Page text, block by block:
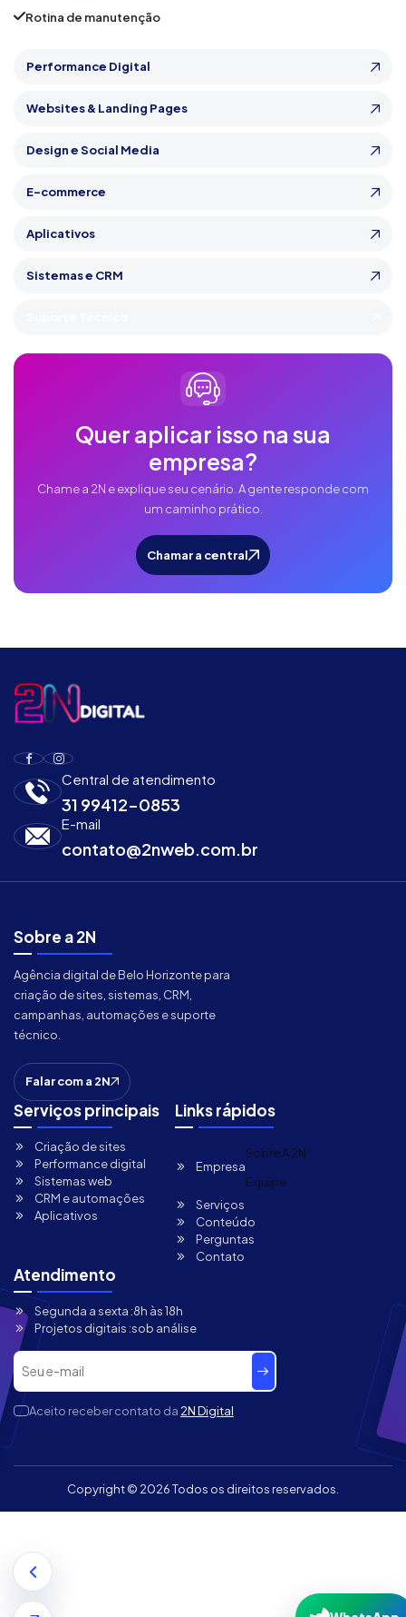
Performance Digital
Websites & Landing Pages
Design e Social Media
E-commerce
Aplicativos
Sistemas e CRM
Quer aplicar isso na sua
empresa?
Chame a 2N e explique seu cenário. A gente responde com
um caminho prático.
Chamar a central
Rotina de manutenção
Central de atendimento
31 99412-0853
E-mail
contato@2nweb.com.br
Sobre a 2N
Agência digital de Belo Horizonte para
criação de sites, sistemas, CRM,
campanhas, automações e suporte
técnico.
Falar com a 2N
Serviços principais
Criação de sites
Performance digital
Sistemas web
CRM e automações
Aplicativos
Links rápidos
Empresa
Sobre A 2N
Equipe
Serviços
Conteúdo
Perguntas
Contato
Atendimento
Segunda a sexta :8h às 18h
Projetos digitais :sob análise
Aceito receber contato da 2N Digital
Copyright © 2026 Todos os direitos reservados.